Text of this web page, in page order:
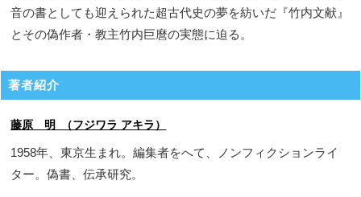
音の書としても迎えられた超古代史の夢を紡いだ『竹内文献』
とその偽作者・教主竹内巨麿の実態に迫る。
著者紹介
藤原 明 （フジワラ アキラ）
1958年、東京生まれ。編集者をへて、ノンフィクションライ
ター。偽書、伝承研究。